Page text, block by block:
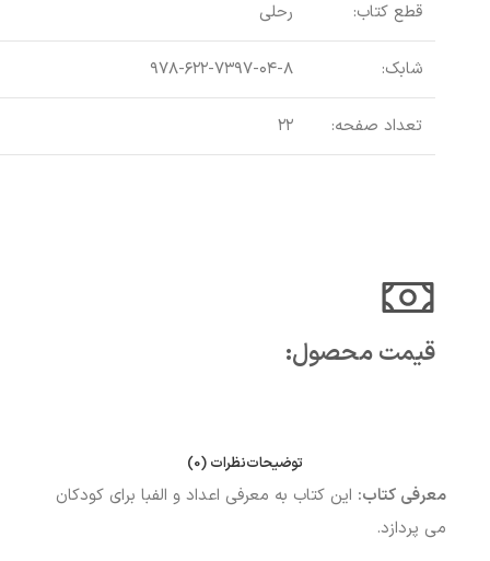
قطع کتاب: رحلی
شابک: ۹۷۸-۶۲۲-۷۳۹۷-۰۴-۸
تعداد صفحه: ۲۲
قیمت محصول:​
توضیحاتنظرات (0)
معرفی کتاب: این کتاب به معرفی اعداد و الفبا برای کودکان
می پردازد.